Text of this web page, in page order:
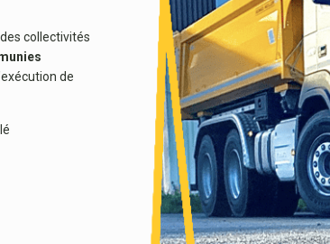
collectivités
de